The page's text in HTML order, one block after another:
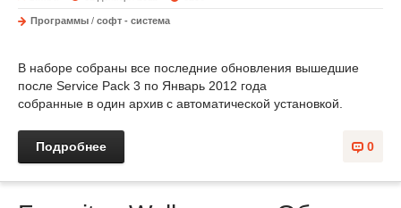
Программы / софт - система
В наборе собраны все последние обновления вышедшие
после Service Pack 3 по Январь 2012 года
собранные в один архив c автоматической установкой.
0
Подробнее